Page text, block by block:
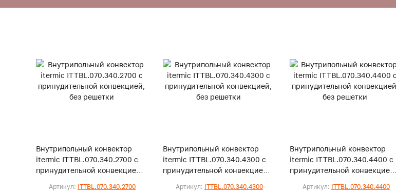
Внутрипольный конвектор
itermic ITTBL.070.340.2700 с
принудительной конвекцией,
Артикул: ITTBL.070.340.2700
Внутрипольный конвектор
itermic ITTBL.070.340.4300 с
принудительной конвекцией,
Артикул: ITTBL.070.340.4300
Внутрипольный конвектор
itermic ITTBL.070.340.4400 с
принудительной конвекцией,
Артикул: ITTBL.070.340.4400